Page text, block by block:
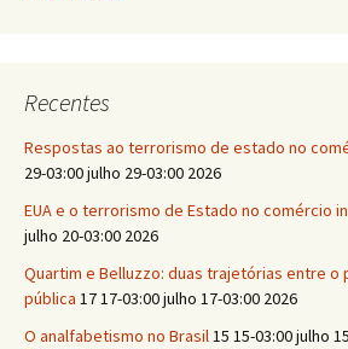
Recentes
Respostas ao terrorismo de estado no
29-03:00 julho 29-03:00 2026
EUA e o terrorismo de Estado no comércio
julho 20-03:00 2026
Quartim e Belluzzo: duas trajetórias entre o
pública 17 17-03:00 julho 17-03:00 2026
O analfabetismo no Brasil15 15-03:00 julho